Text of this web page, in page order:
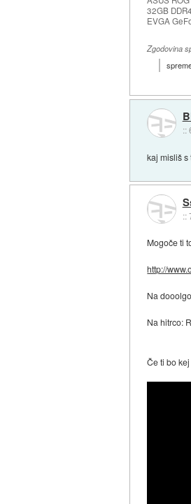
32GB
EVGA
Zgodovina
::
kaj misliš
::
Mogoče ti
http://
Na
Na hitrco:
Če ti bo